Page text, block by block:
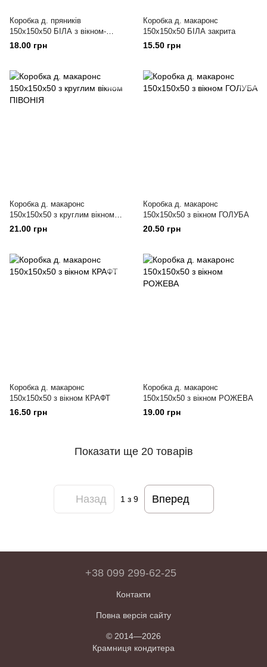
Коробка д. пряників
150х150х50 БІЛА з вікном-
хвилею
18.00 грн
Коробка д. макаронс
150х150х50 БІЛА закрита
15.50 грн
Коробка д. макаронс
150х150х50 з круглим вікном
ПІВОНІЯ
21.00 грн
Коробка д. макаронс
150х150х50 з вікном ГОЛУБА
20.50 грн
Коробка д. макаронс
150х150х50 з вікном КРАФТ
16.50 грн
Коробка д. макаронс
150х150х50 з вікном РОЖЕВА
19.00 грн
Показати ще 20 товарів
Назад 1 з 9 Вперед
+38 099 299-62-25
Контакти
Повна версія сайту
© 2014—2026
Крамниця кондитера